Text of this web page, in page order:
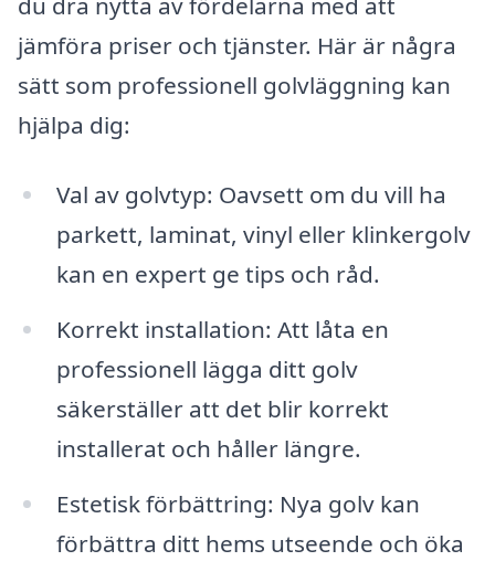
jämföra priser och tjänster. Här är några
sätt som professionell golvläggning kan
hjälpa dig:
Val av golvtyp: Oavsett om du vill ha
parkett, laminat, vinyl eller klinkergolv
kan en expert ge tips och råd.
Korrekt installation: Att låta en
professionell lägga ditt golv
säkerställer att det blir korrekt
installerat och håller längre.
Estetisk förbättring: Nya golv kan
förbättra ditt hems utseende och öka